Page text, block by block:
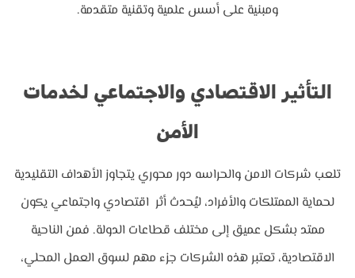
ومبنية على أسس علمية وتقنية متقدمة.
التأثير الاقتصادي والاجتماعي لخدمات
الأمن
تلعب شركات الامن والحراسه دور محوري يتجاوز الأهداف التقليدية
لحماية الممتلكات والأفراد، ليُحدث أثر اقتصادي واجتماعي يكون
ممتد بشكل عميق إلى مختلف قطاعات الدولة. فمن الناحية
الاقتصادية، تعتبر هذه الشركات جزء مهم لسوق العمل المحلي،